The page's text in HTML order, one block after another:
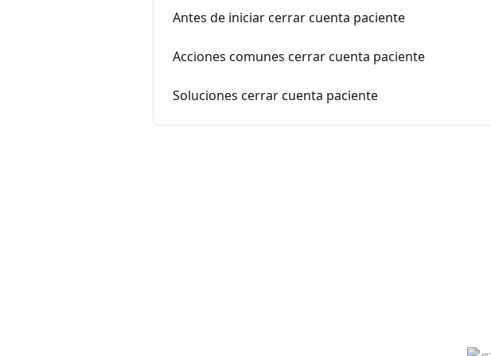
Antes de iniciar cerrar cuenta paciente
Acciones comunes cerrar cuenta paciente
Soluciones cerrar cuenta paciente